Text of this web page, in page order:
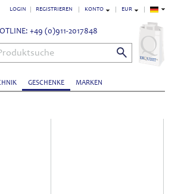
EUR
KONTO
LOGIN REGISTRIEREN
GESCHENKE MARKEN
+49 (0)911-2017848